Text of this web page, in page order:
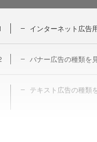
インターネット広告
バナー広告の種類を
テキスト広告の種類